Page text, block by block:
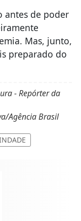
antes de poder
Mas, junto,
preparado do
- Repórter da
Agência Brasil